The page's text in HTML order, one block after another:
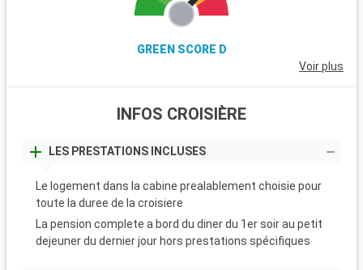
GREEN SCORE D
Voir plus
INFOS CROISIÈRE
LES PRESTATIONS INCLUSES
Le logement dans la cabine prealablement choisie pour
toute la duree de la croisiere
La pension complete a bord du diner du 1er soir au petit
dejeuner du dernier jour hors prestations spécifiques